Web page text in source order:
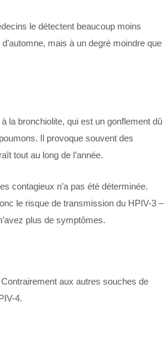
le détectent beaucoup moins
mais à un degré moindre que
la bronchiolite, qui est un gonflement dû
Il provoque souvent des
tout au long de l’année.
contagieux n’a pas été déterminée.
le risque de transmission du HPIV-3 –
plus de symptômes.
aux autres souches de
4.